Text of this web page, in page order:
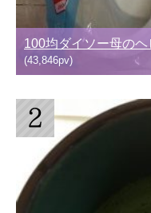
100均ダイソー母の
(43,846pv)